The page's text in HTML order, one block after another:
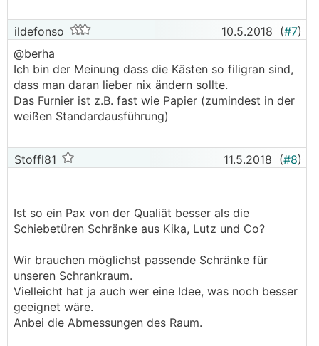
ildefonso 10.5.2018 (#7)
@berha
Ich bin der Meinung dass die Kästen so filigran sind,
dass man daran lieber nix ändern sollte.
Das Furnier ist z.B. fast wie Papier (zumindest in der
weißen Standardausführung)
Stoffl81 11.5.2018 (#8)
Ist so ein Pax von der Qualiät besser als die
Schiebetüren Schränke aus Kika, Lutz und Co?
Wir brauchen möglichst passende Schränke für
unseren Schrankraum.
Vielleicht hat ja auch wer eine Idee, was noch besser
geeignet wäre.
Anbei die Abmessungen des Raum.